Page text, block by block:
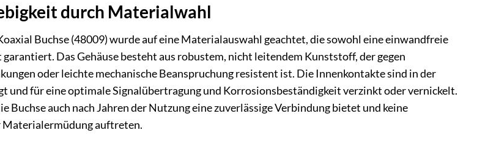
durch Materialwahl
Buchse (48009) wurde auf eine Materialauswahl geachtet, die sowohl eine einwandfreie
Das Gehäuse besteht aus robustem, nicht leitendem Kunststoff, der gegen
oder leichte mechanische Beanspruchung resistent ist. Die Innenkontakte sind in der
und für eine optimale Signalübertragung und Korrosions­beständigkeit verzinkt oder vernickelt.
Buchse auch nach Jahren der Nutzung eine zuverlässige Verbindung bietet und keine
auftreten.